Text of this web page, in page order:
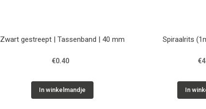
Zwart gestreept | Tassenband | 40 mm
€0.40
In winkelmandje
Spiraalrits
In